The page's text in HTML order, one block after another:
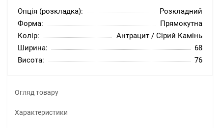
Опція (розкладка):
Розкладний
Форма:
Прямокутна
Колір:
Антрацит / Сірий Камінь
Ширина:
68
Висота:
76
Огляд товару
Характеристики